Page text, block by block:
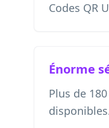
Codes QR
Énorme
Plus de